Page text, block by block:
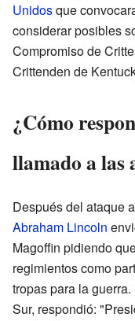
Unidosque
considerar posibles
Compromiso de
Crittenden de
¿Cómo
llamado a las
Después del ataque
Abraham Lincoln
Magoffin pidiendo
regimientos como
tropas para la
Sur, respondió: